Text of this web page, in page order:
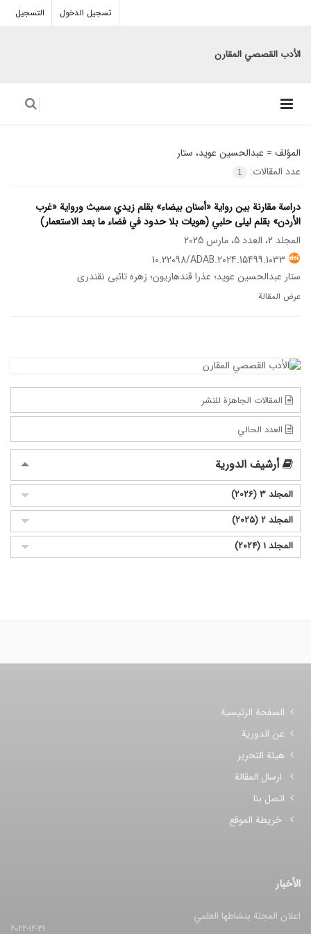
تسجيل الدخول التسجيل
الأدب القصصي المقارن
المؤلف = عبدالحسین عوید، ستار
عدد المقالات:
1
دراسة مقارنة بين رواية «أسنان بيضاء» بقلم زيدي سميث ورواية «غرب
الأردن» بقلم ليلى حلبي (هويات بلا حدود في فضاء ما بعد الاستعمار)
المجلد 2، العدد 5، مارس 2025
10.22098/ADAB.2024.15499.1033
ستار عبدالحسین عوید؛ عذرا قندهاریون؛ زهره تائبی نقندری
عرض المقالة
المقالات الجاهزة للنشر
العدد الحالي
أرشيف الدورية
المجلد 3 (2026)
المجلد 2 (2025)
المجلد 1 (2024)
الصفحة الرئيسية
عن الدورية
هيئة التحرير
ارسال المقالة
اتصل بنا
خريطة الموقع
الأخبار
اعلان المجلة بنشاطها العلمي
2022-12-29